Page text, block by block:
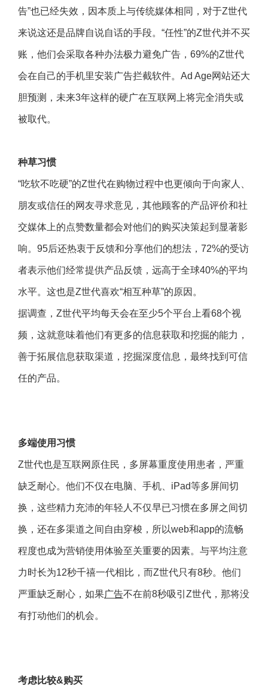
告”也已经失效，因本质上与传统媒体相同，对于Z世代
来说这还是品牌自说自话的手段。“任性”的Z世代并不买
账，他们会采取各种办法极力避免广告，69%的Z世代
会在自己的手机里安装广告拦截软件。Ad Age网站还大
胆预测，未来3年这样的硬广在互联网上将完全消失或
被取代。
种草习惯
“吃软不吃硬”的Z世代在购物过程中也更倾向于向家人、
朋友或信任的网友寻求意见，其他顾客的产品评价和社
交媒体上的点赞数量都会对他们的购买决策起到显著影
响。95后还热衷于反馈和分享他们的想法，72%的受访
者表示他们经常提供产品反馈，远高于全球40%的平均
水平。这也是Z世代喜欢“相互种草”的原因。
据调查，Z世代平均每天会在至少5个平台上看68个视
频，这就意味着他们有更多的信息获取和挖掘的能力，
善于拓展信息获取渠道，挖掘深度信息，最终找到可信
任的产品。
多端使用习惯
Z世代也是互联网原住民，多屏幕重度使用患者，严重
缺乏耐心。他们不仅在电脑、手机、iPad等多屏间切
换，这些精力充沛的年轻人不仅早已习惯在多屏之间切
换，还在多渠道之间自由穿梭，所以web和app的流畅
程度也成为营销使用体验至关重要的因素。与平均注意
力时长为12秒千禧一代相比，而Z世代只有8秒。他们
严重缺乏耐心，如果广告不在前8秒吸引Z世代，那将没
有打动他们的机会。
考虑比较&购买